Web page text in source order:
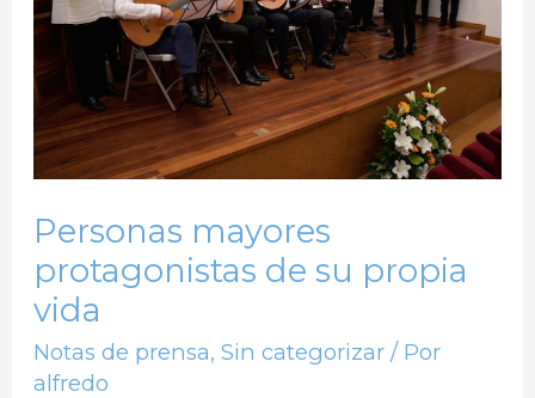
Personas mayores
protagonistas de su propia
vida
Notas de prensa,Sin categorizar / Por
alfredo
su
propia
vida